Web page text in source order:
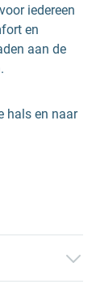
iedereen
en
aan de
hals en naar